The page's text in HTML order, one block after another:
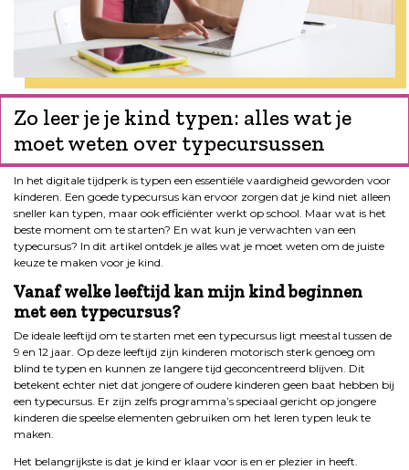
Zo leer je je kind typen: alles wat je
moet weten over typecursussen
In het digitale tijdperk is typen een essentiële vaardigheid geworden voor
kinderen. Een goede typecursus kan ervoor zorgen dat je kind niet alleen
sneller kan typen, maar ook efficiënter werkt op school. Maar wat is het
beste moment om te starten? En wat kun je verwachten van een
typecursus? In dit artikel ontdek je alles wat je moet weten om de juiste
keuze te maken voor je kind.
Vanaf welke leeftijd kan mijn kind beginnen
met een typecursus?
De ideale leeftijd om te starten met een typecursus ligt meestal tussen de
9 en 12 jaar. Op deze leeftijd zijn kinderen motorisch sterk genoeg om
blind te typen en kunnen ze langere tijd geconcentreerd blijven. Dit
betekent echter niet dat jongere of oudere kinderen geen baat hebben bij
een typecursus. Er zijn zelfs programma’s speciaal gericht op jongere
kinderen die speelse elementen gebruiken om het leren typen leuk te
maken.
Het belangrijkste is dat je kind er klaar voor is en er plezier in heeft.